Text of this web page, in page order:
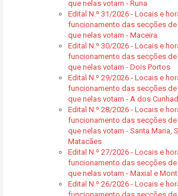
que nelas votam - Runa
Edital N.º 31/2026 - Locais e
funcionamento das secções
que nelas votam - Maceira
Edital N.º 30/2026 - Locais e
funcionamento das secções
que nelas votam - Dois Portos
Edital N.º 29/2026 - Locais e
funcionamento das secções
que nelas votam - A dos
Edital N.º 28/2026 - Locais e
funcionamento das secções
que nelas votam - Santa Maria,
Matacães
Edital N.º 27/2026 - Locais e
funcionamento das secções
que nelas votam - Maxial e
Edital N.º 26/2026 - Locais e